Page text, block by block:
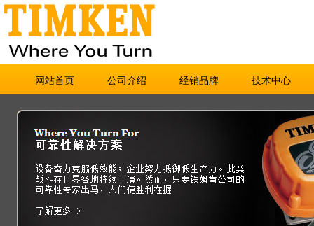
网站首页 公司介绍 经销品牌 技术中心